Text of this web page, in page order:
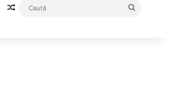
Articol aleatoriu